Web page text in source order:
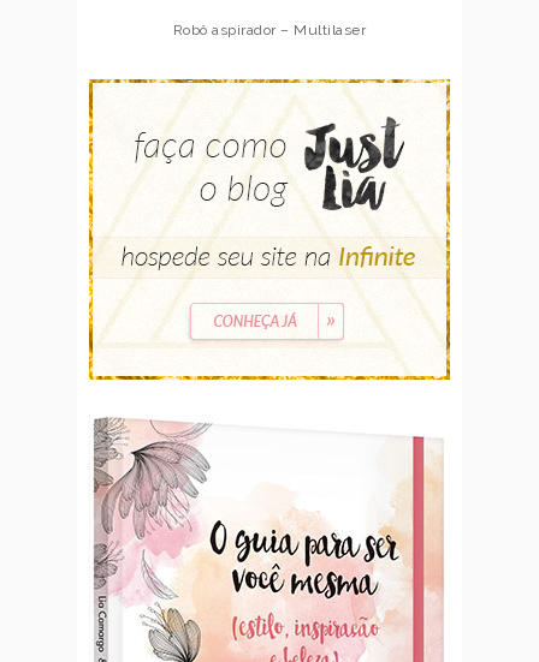
Robô aspirador – Multilaser